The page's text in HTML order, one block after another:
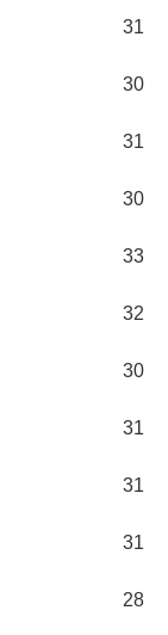
31
30
31
30
33
32
30
31
31
31
28